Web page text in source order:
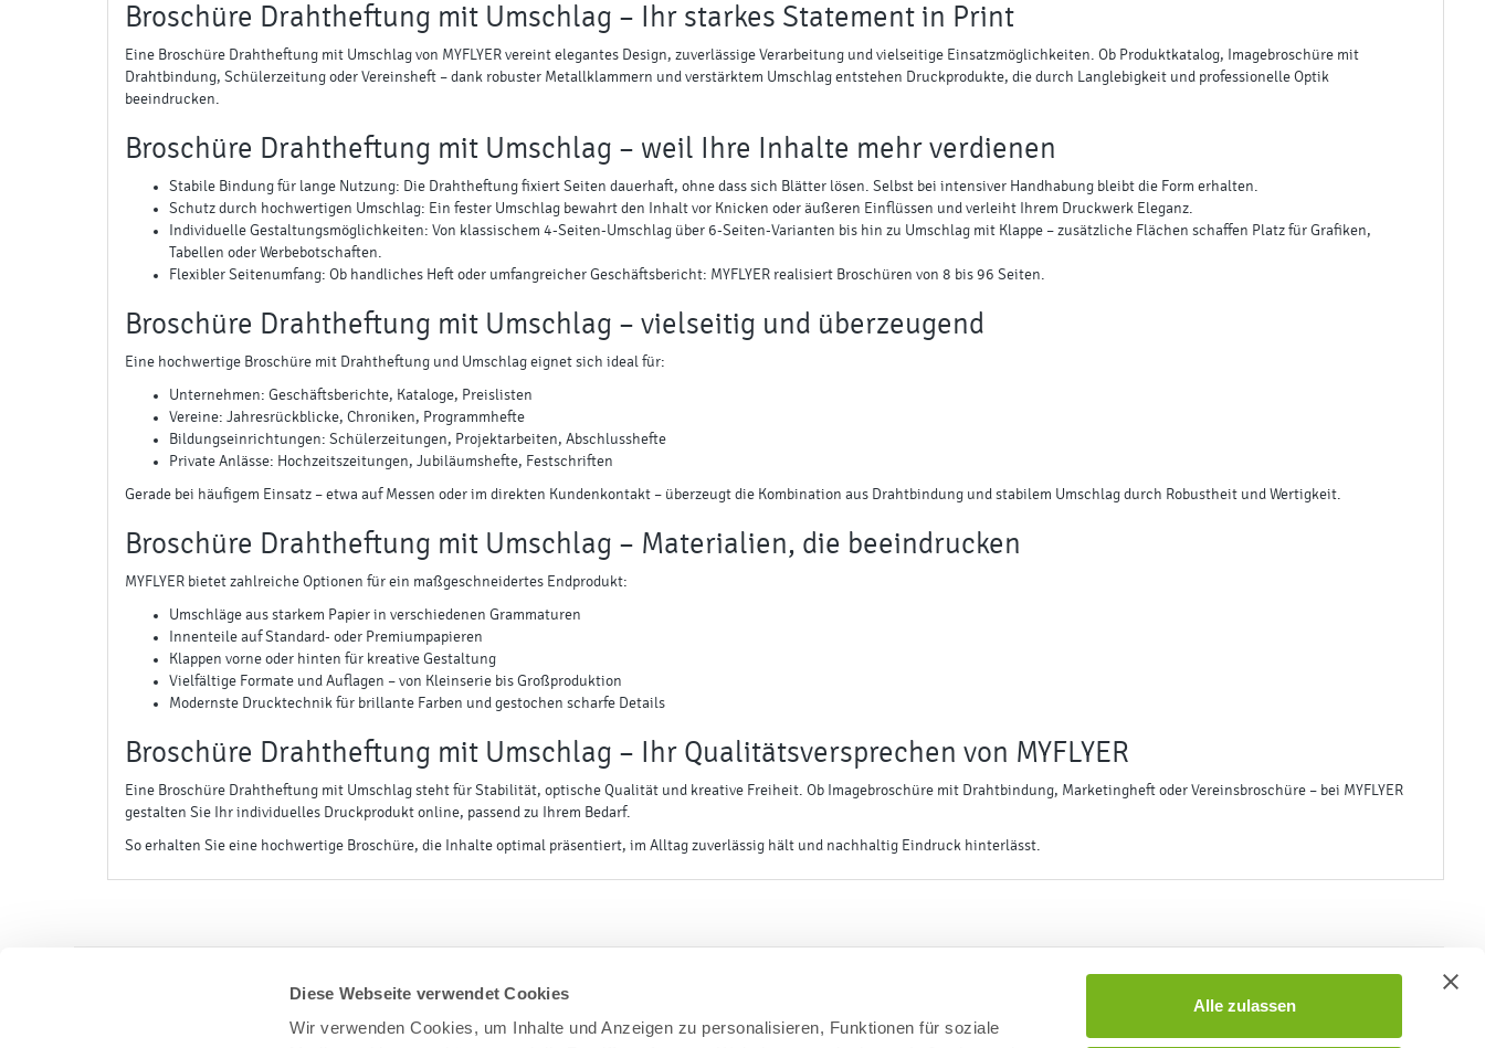
Diese Webseite verwendet Cookies
Wir verwenden Cookies, um Inhalte und Anzeigen zu personalisieren, Funktionen für soziale
Alle zulassen
Broschüre Drahtheftung mit Umschlag – Ihr starkes Statement in Print
Eine Broschüre Drahtheftung mit Umschlag von MYFLYER vereint elegantes Design, zuverlässige Verarbeitung und vielseitige Einsatzmöglichkeiten. Ob Produktkatalog, Imagebroschüre mit
Drahtbindung, Schülerzeitung oder Vereinsheft – dank robuster Metallklammern und verstärktem Umschlag entstehen Druckprodukte, die durch Langlebigkeit und professionelle Optik
beeindrucken.
Broschüre Drahtheftung mit Umschlag – weil Ihre Inhalte mehr verdienen
Stabile Bindung für lange Nutzung: Die Drahtheftung fixiert Seiten dauerhaft, ohne dass sich Blätter lösen. Selbst bei intensiver Handhabung bleibt die Form erhalten.
Schutz durch hochwertigen Umschlag: Ein fester Umschlag bewahrt den Inhalt vor Knicken oder äußeren Einflüssen und verleiht Ihrem Druckwerk Eleganz.
Individuelle Gestaltungsmöglichkeiten: Von klassischem 4-Seiten-Umschlag über 6-Seiten-Varianten bis hin zu Umschlag mit Klappe – zusätzliche Flächen schaffen Platz für Grafiken,
Tabellen oder Werbebotschaften.
Flexibler Seitenumfang: Ob handliches Heft oder umfangreicher Geschäftsbericht: MYFLYER realisiert Broschüren von 8 bis 96 Seiten.
Broschüre Drahtheftung mit Umschlag – vielseitig und überzeugend
Eine hochwertige Broschüre mit Drahtheftung und Umschlag eignet sich ideal für:
Unternehmen: Geschäftsberichte, Kataloge, Preislisten
Vereine: Jahresrückblicke, Chroniken, Programmhefte
Bildungseinrichtungen: Schülerzeitungen, Projektarbeiten, Abschlusshefte
Private Anlässe: Hochzeitszeitungen, Jubiläumshefte, Festschriften
Gerade bei häufigem Einsatz – etwa auf Messen oder im direkten Kundenkontakt – überzeugt die Kombination aus Drahtbindung und stabilem Umschlag durch Robustheit und Wertigkeit.
Broschüre Drahtheftung mit Umschlag – Materialien, die beeindrucken
MYFLYER bietet zahlreiche Optionen für ein maßgeschneidertes Endprodukt:
Umschläge aus starkem Papier in verschiedenen Grammaturen
Innenteile auf Standard- oder Premiumpapieren
Klappen vorne oder hinten für kreative Gestaltung
Vielfältige Formate und Auflagen – von Kleinserie bis Großproduktion
Modernste Drucktechnik für brillante Farben und gestochen scharfe Details
Broschüre Drahtheftung mit Umschlag – Ihr Qualitätsversprechen von MYFLYER
Eine Broschüre Drahtheftung mit Umschlag steht für Stabilität, optische Qualität und kreative Freiheit. Ob Imagebroschüre mit Drahtbindung, Marketingheft oder Vereinsbroschüre – bei MYFLYER
gestalten Sie Ihr individuelles Druckprodukt online, passend zu Ihrem Bedarf.
So erhalten Sie eine hochwertige Broschüre, die Inhalte optimal präsentiert, im Alltag zuverlässig hält und nachhaltig Eindruck hinterlässt.
Haben Sie Fragen oder wünschen eine Beratung? Wir sind gerne für Sie da – Schreiben Sie uns gerne eine Nachricht per E-Mail an info@myflyer.de oder in unserem Live-Chat.
Über unsere kostenlose Service-Telefonnummer 0800 55 003 80 (aus dem Ausland +49 9561 976 2471) erreichen Sie uns von Montag bis Donnerstag von 8:00 Uhr bis 17:00 Uhr und freitags von 08:00 Uhr bis 14:00 Uhr.